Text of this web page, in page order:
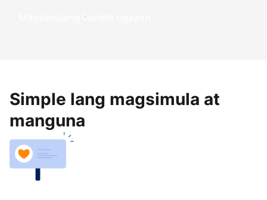
Magsimulang kumita ngayon
Simple lang magsimula at
manguna